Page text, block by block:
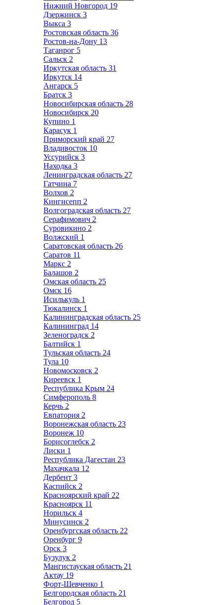
Нижний Новгород 19
Дзержинск 3
Выкса 3
Ростовская область 36
Ростов-на-Дону 13
Таганрог 5
Сальск 2
Иркутская область 31
Иркутск 14
Ангарск 5
Братск 3
Новосибирская область 28
Новосибирск 20
Купино 1
Карасук 1
Приморский край 27
Владивосток 10
Уссурийск 3
Находка 3
Ленинградская область 27
Гатчина 7
Волхов 2
Кингисепп 2
Волгоградская область 27
Серафимович 2
Суровикино 2
Волжский 1
Саратовская область 26
Саратов 11
Маркс 2
Балашов 2
Омская область 25
Омск 16
Исилькуль 1
Тюкалинск 1
Калининградская область 25
Калининград 14
Зеленоградск 2
Балтийск 1
Тульская область 24
Тула 10
Новомосковск 2
Киреевск 1
Республика Крым 24
Симферополь 8
Керчь 2
Евпатория 2
Воронежская область 23
Воронеж 10
Борисоглебск 2
Лиски 1
Республика Дагестан 23
Махачкала 12
Дербент 3
Каспийск 2
Красноярский край 22
Красноярск 11
Норильск 4
Минусинск 2
Оренбургская область 22
Оренбург 9
Орск 3
Бузулук 2
Мангистауская область 21
Актау 19
Форт-Шевченко 1
Белгородская область 21
Белгород 5